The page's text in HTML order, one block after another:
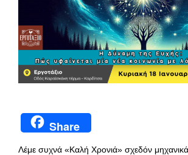
Share
Λέμε συχνά «Καλή Χρονιά» σχεδόν